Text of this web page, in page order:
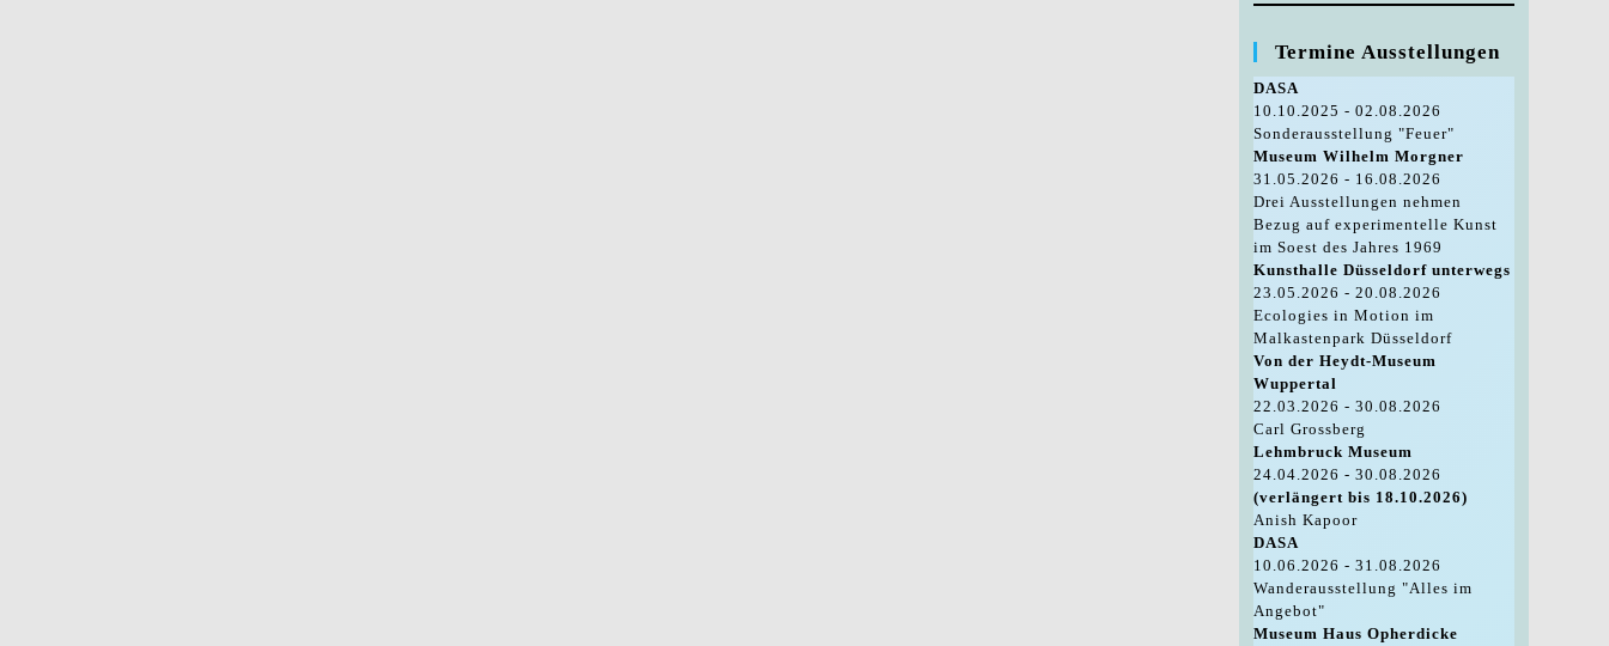
Termine Ausstellungen
DASA
10.10.2025 - 02.08.2026
Sonderausstellung "Feuer"
Museum Wilhelm Morgner
31.05.2026 - 16.08.2026
Drei Ausstellungen nehmen
Bezug auf experimentelle Kunst
im Soest des Jahres 1969
Kunsthalle Düsseldorf unterwegs
23.05.2026 - 20.08.2026
Ecologies in Motion im
Malkastenpark Düsseldorf
Von der Heydt-Museum
Wuppertal
22.03.2026 - 30.08.2026
Carl Grossberg
Lehmbruck Museum
24.04.2026 - 30.08.2026
(verlängert bis 18.10.2026)
Anish Kapoor
DASA
10.06.2026 - 31.08.2026
Wanderausstellung "Alles im
Angebot"
Museum Haus Opherdicke